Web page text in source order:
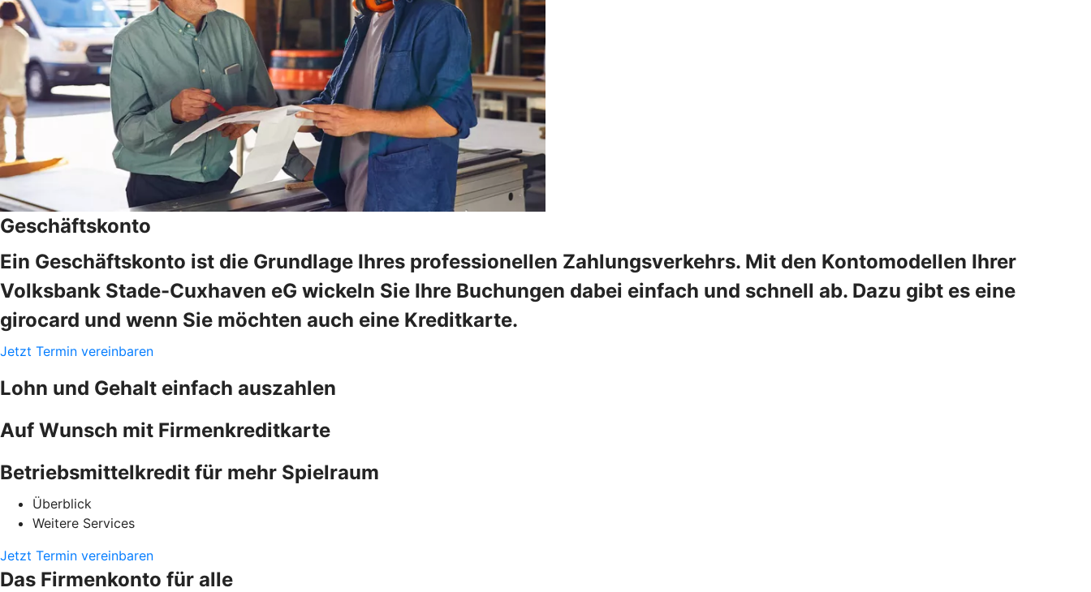
Geschäftskonto
Ein Geschäftskonto ist die Grundlage Ihres professionellen Zahlungsverkehrs. Mit den Kontomodellen Ihrer
Volksbank Stade-Cuxhaven eG wickeln Sie Ihre Buchungen dabei einfach und schnell ab. Dazu gibt es eine
girocard und wenn Sie möchten auch eine Kreditkarte.
Jetzt Termin vereinbaren
Lohn und Gehalt einfach auszahlen
Auf Wunsch mit Firmenkreditkarte
Betriebsmittelkredit für mehr Spielraum
Überblick
Weitere Services
Jetzt Termin vereinbaren
Das Firmenkonto für alle